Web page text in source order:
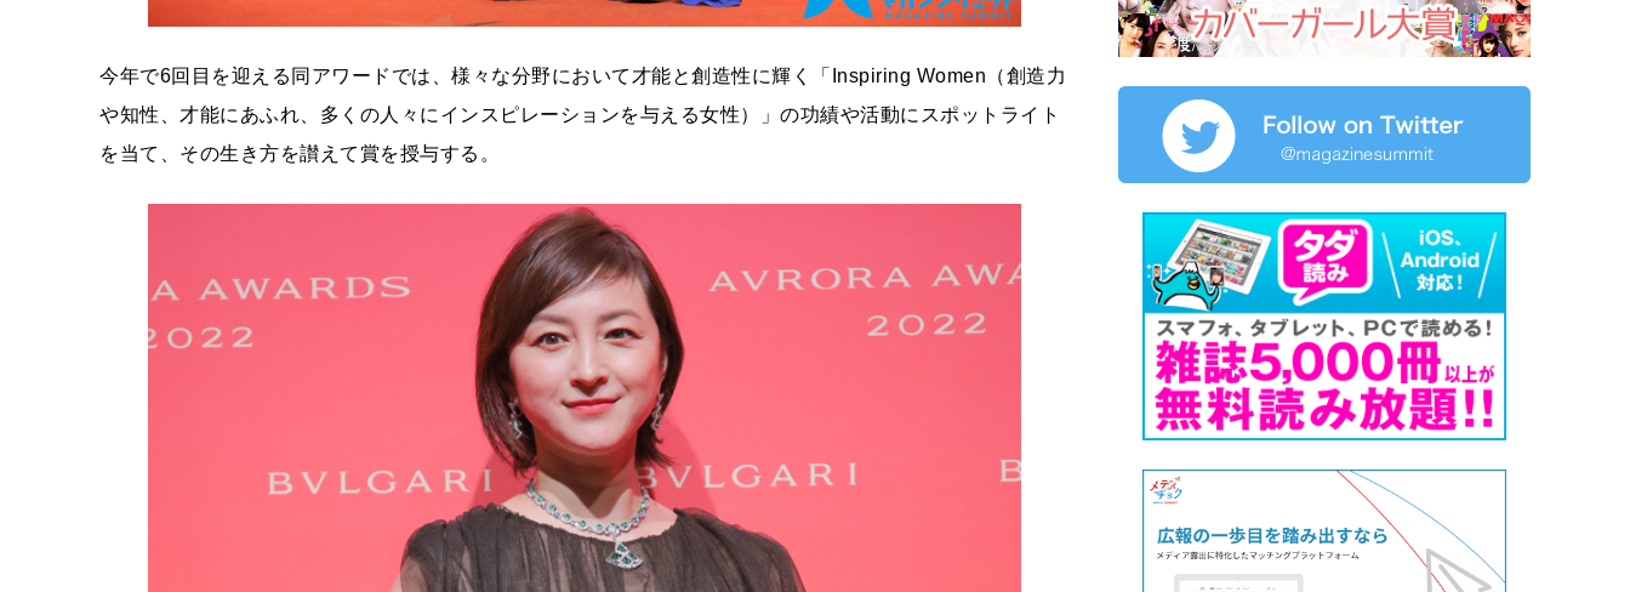
今年で6回目を迎える同アワードでは、様々な分野において才能と創造性に輝く「Inspiring Women（創造力
や知性、才能にあふれ、多くの人々にインスピレーションを与える女性）」の功績や活動にスポットライト
を当て、その生き方を讃えて賞を授与する。